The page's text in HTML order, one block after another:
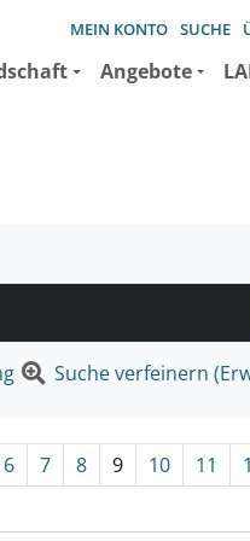
MEIN KONTO SUCHE
Angebote
Suche verfeinern
6 7 8 9 10 11